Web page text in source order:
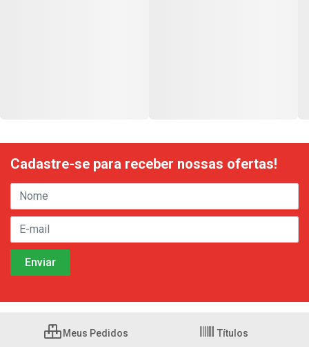
Cadastre-se para receber nossas ofertas!
Meus Pedidos Títulos